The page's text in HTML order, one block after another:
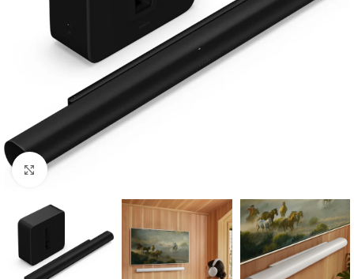
Suurenda